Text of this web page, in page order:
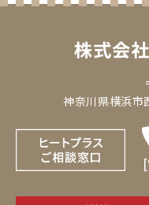
神奈川県横浜